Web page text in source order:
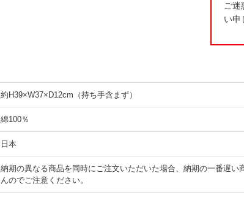
ご迷
い申
約H39×W37×D12cm（持ち手含まず）
綿100％
日本
納期の異なる商品を同時にご注文いただいた場合、納期の一番遅
んのでご注意ください。